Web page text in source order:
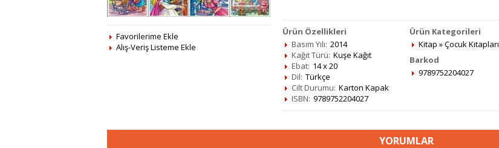
Favorilerime Ekle
Alış-Veriş Listeme Ekle
Ürün Özellikleri
Basım Yılı: 2014
Kağıt Türü: Kuşe Kağıt
Ebat: 14 x 20
Dil: Türkçe
Cilt Durumu: Karton Kapak
ISBN: 9789752204027
Ürün Kategorileri
Kitap »Çocuk Kitapları
Barkod
9789752204027
YORUMLAR